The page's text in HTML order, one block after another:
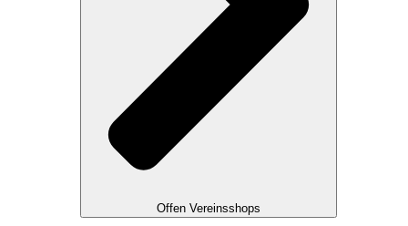
Offen Vereinsshops